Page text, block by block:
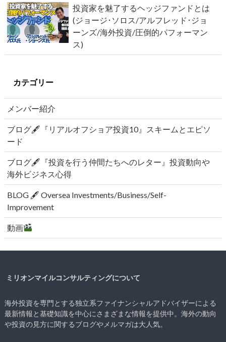
投資家を魅了するヘッジファンドとは
(ジョージ･ソロス/アルフレッド･ジョ
ーンズ/海外投資/圧倒的パフォーマン
ス)
カテゴリー
メンバー紹介
ブログ🖋『リアルオフショア投資10』スキームとエピソ
ード
ブログ🖋『投資を行う仲間たちへのレター』投資動向や
海外ビジネス心得
BLOG 🖋 Oversea Investments/Business/Self-
Improvement
動画
ミリオンマイルコンサルティングについて
海外投資を専門とする独立系ファイナンシャルアドバイザーによる
最新情報と基礎知識を中心にさまざまな情報を提供中。海外の動向
や投資の見方に関するブログやメルマガは大人気。